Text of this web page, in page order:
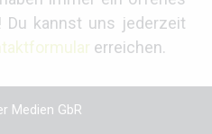
Du kannst uns jederzeit
erreichen.
Medien GbR